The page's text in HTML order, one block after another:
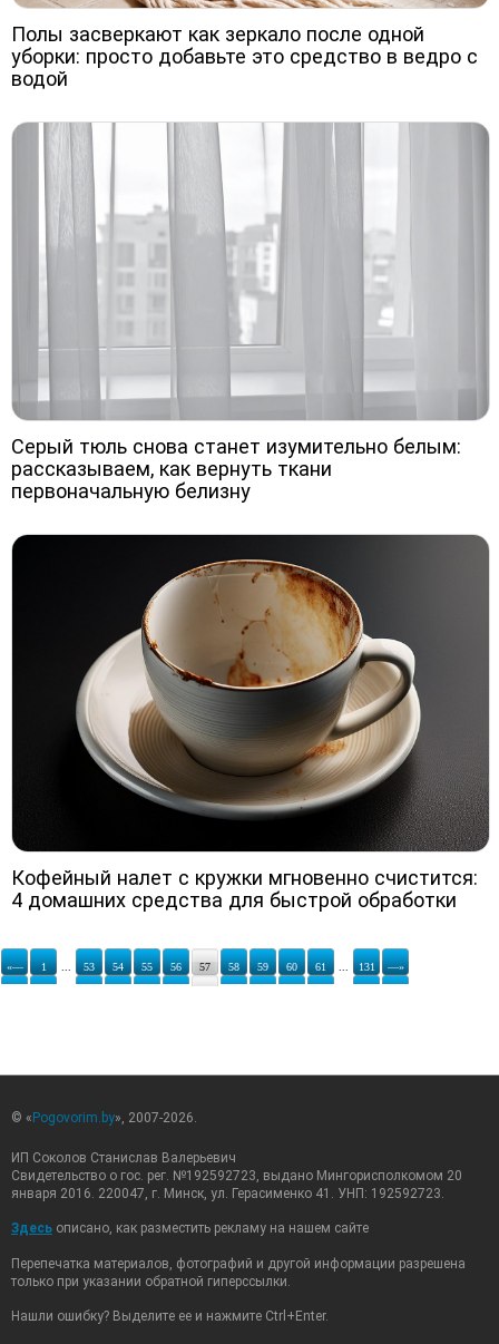
Полы засверкают как зеркало после одной
уборки: просто добавьте это средство в ведро с
водой
Серый тюль снова станет изумительно белым:
рассказываем, как вернуть ткани
первоначальную белизну
Кофейный налет с кружки мгновенно счистится:
4 домашних средства для быстрой обработки
«— 1 53 54 55 56 57 58 59 60 61 131 —»
© « Pogovorim.by», 2007-2026.
ИП Соколов Станислав Валерьевич
Свидетельство о гос. рег. №192592723, выдано Мингорисполкомом 20
января 2016. 220047, г. Минск, ул. Герасименко 41. УНП: 192592723.
Здесь описано, как разместить рекламу на нашем сайте
Перепечатка материалов, фотографий и другой информации разрешена
только при указании обратной гиперссылки.
Нашли ошибку? Выделите ее и нажмите Ctrl+Enter.